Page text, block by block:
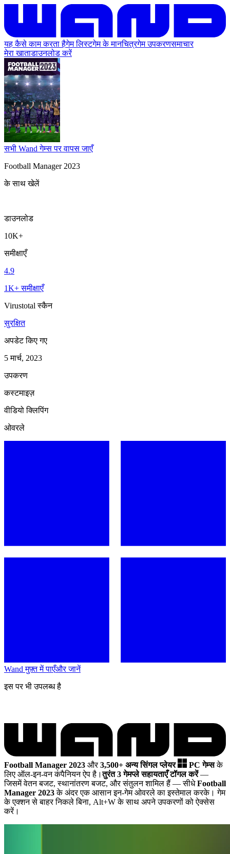
यह कैसे काम करता हैगेम लिस्टगेम के मानचित्रगेम उपकरणसमाचार
मेरा खाताडाउनलोड करें
सभी Wand गेम्स पर वापस जाएँ
Football Manager 2023
के साथ खेलें
डाउनलोड
10K+
समीक्षाएँ
4.9
1K+ समीक्षाएँ
Virustotal स्कैन
सुरक्षित
अपडेट किए गए
5 मार्च, 2023
उपकरण
कस्टमाइज़
वीडियो क्लिपिंग
ओवरले
Wand मुफ़्त में पाएँऔर जानें
इस पर भी उपलब्ध है
Football Manager 2023 और3,500+ अन्य सिंगल प्लेयर PC गेम्सके
लिए ऑल-इन-वन कंपैनियन ऐप है।तुरंत 3 गेमप्ले सहायताएँ टॉगल करें—
जिसमें वेतन बजट, स्थानांतरण बजट, और संतुलन शामिल हैं — सीधेFootball
Manager 2023के अंदर एक आसान इन-गेम ओवरले का इस्तेमाल करके। गेम
के एक्शन से बाहर निकले बिना, Alt+W के साथ अपने उपकरणों को ऐक्सेस
करें।